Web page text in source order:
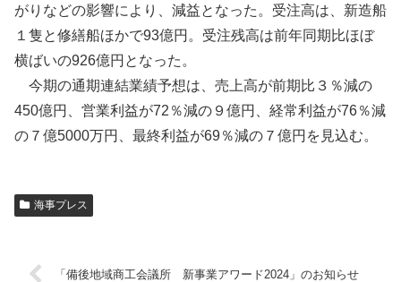
がりなどの影響により、減益となった。受注高は、新造船
１隻と修繕船ほかで93億円。受注残高は前年同期比ほぼ
横ばいの926億円となった。
今期の通期連結業績予想は、売上高が前期比３％減の
450億円、営業利益が72％減の９億円、経常利益が76％減
の７億5000万円、最終利益が69％減の７億円を見込む。
海事プレス
「備後地域商工会議所 新事業アワード2024」のお知らせ